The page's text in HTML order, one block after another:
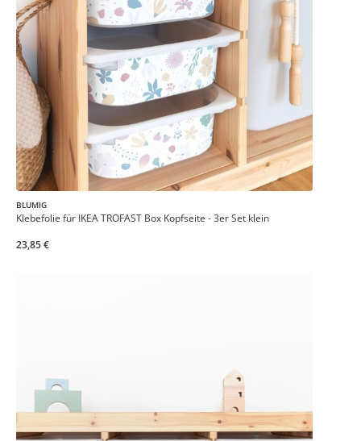
BLUMIG
Klebefolie für IKEA TROFAST Box Kopfseite - 3er Set klein
23,85 €